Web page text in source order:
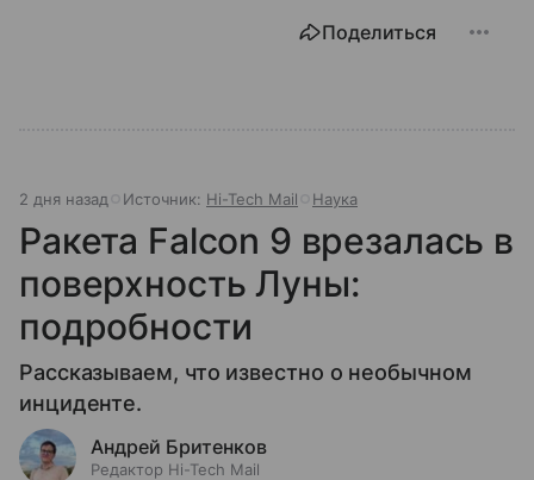
Поделиться
2 дня назад Источник: Hi-Tech Mail Наука
Ракета Falcon 9 врезалась в
поверхность Луны:
подробности
Рассказываем, что известно о необычном
инциденте.
Андрей Бритенков
Редактор Hi-Tech Mail